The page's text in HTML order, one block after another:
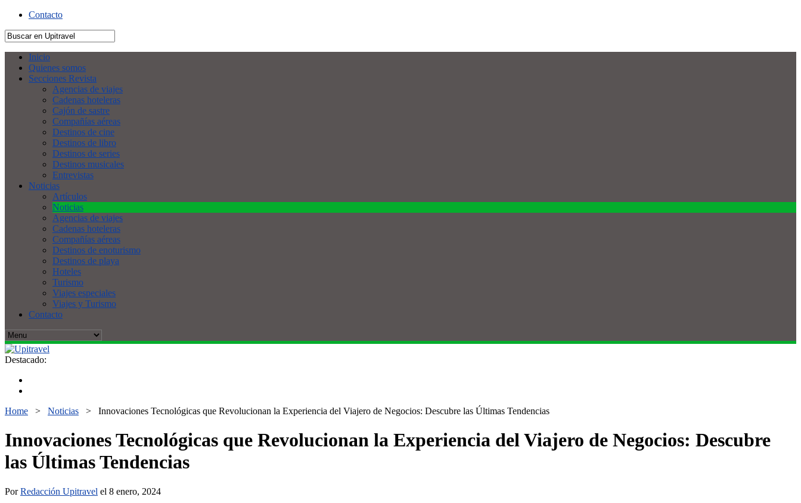
Contacto
Inicio
Quienes somos
Secciones Revista
Agencias de viajes
Cadenas hoteleras
Cajón de sastre
Compañías aéreas
Destinos de cine
Destinos de libro
Destinos de series
Destinos musicales
Entrevistas
Noticias
Artículos
Noticias
Agencias de viajes
Cadenas hoteleras
Compañías aéreas
Destinos de enoturismo
Destinos de playa
Hoteles
Turismo
Viajes especiales
Viajes y Turismo
Contacto
Destacado:
Home > Noticias > Innovaciones Tecnológicas que Revolucionan la Experiencia del Viajero de Negocios: Descubre las Últimas Tendencias
Innovaciones Tecnológicas que Revolucionan la Experiencia del Viajero de Negocios: Descubre
las Últimas Tendencias
PorRedacción Upitravel el 8 enero, 2024